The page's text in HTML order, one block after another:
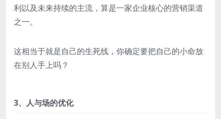
利以及未来持续的主流，算是一家企业核心的营销渠道
之一。
这相当于就是自己的生死线，你确定要把自己的小命放
在别人手上吗？
3、人与场的优化